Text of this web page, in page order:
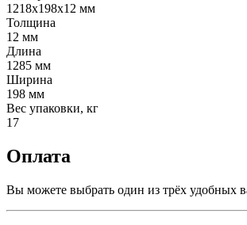
1218х198x12 мм
Толщина
12 мм
Длина
1285 мм
Ширина
198 мм
Вес упаковки, кг
17
Оплата
Вы можете выбрать один из трёх удобных